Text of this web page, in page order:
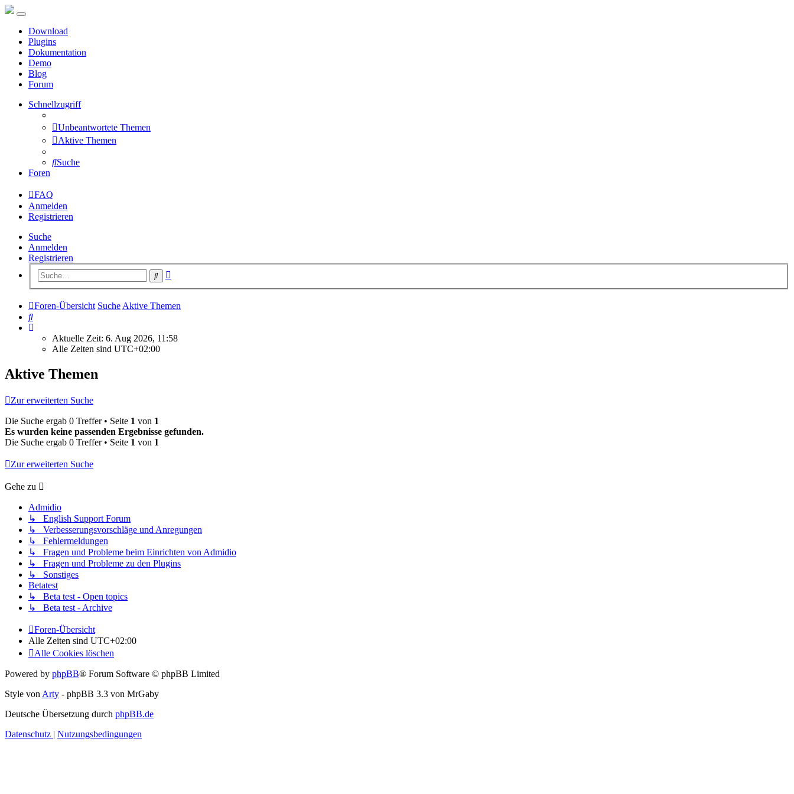
Download
Plugins
Dokumentation
Demo
Blog
Forum
Schnellzugriff
Unbeantwortete Themen
Aktive Themen
Suche
Foren
FAQ
Anmelden
Registrieren
Suche
Anmelden
Registrieren
Suche
Foren-Übersicht Suche Aktive Themen
Suche
Aktuelle Zeit: 6. Aug 2026, 11:58
Alle Zeiten sind UTC+02:00
Aktive Themen
Zur erweiterten Suche
Die Suche ergab 0 Treffer • Seite 1 von 1
Es wurden keine passenden Ergebnisse gefunden.
Die Suche ergab 0 Treffer • Seite 1 von 1
Zur erweiterten Suche
Gehe zu
Admidio
↳ English Support Forum
↳ Verbesserungsvorschläge und Anregungen
↳ Fehlermeldungen
↳ Fragen und Probleme beim Einrichten von Admidio
↳ Fragen und Probleme zu den Plugins
↳ Sonstiges
Betatest
↳ Beta test - Open topics
↳ Beta test - Archive
Foren-Übersicht
Alle Zeiten sind UTC+02:00
Alle Cookies löschen
Powered by phpBB® Forum Software © phpBB Limited
Style vonArty - phpBB 3.3 von MrGaby
Deutsche Übersetzung durch phpBB.de
Datenschutz | Nutzungsbedingungen